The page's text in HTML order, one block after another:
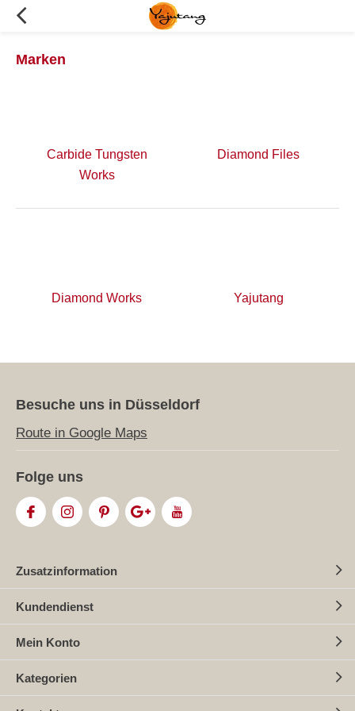
Marken
Carbide Tungsten
Works
Diamond Files
Diamond Works Yajutang
Besuche uns in Düsseldorf
Route in Google Maps
Folge uns
Zusatzinformation
Kundendienst
Mein Konto
Kategorien